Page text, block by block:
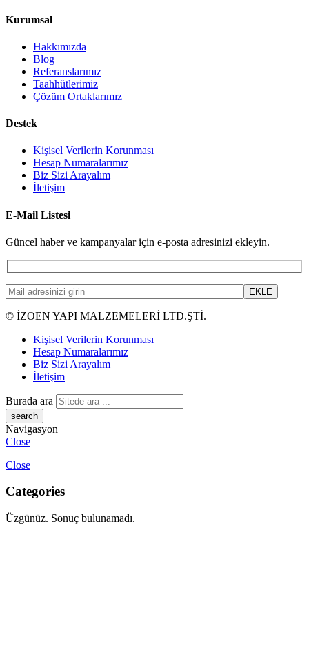
Kurumsal
Hakkımızda
Blog
Referanslarımız
Taahhütlerimiz
Çözüm Ortaklarımız
Destek
Kişisel Verilerin Korunması
Hesap Numaralarımız
Biz Sizi Arayalım
İletişim
E-Mail Listesi
Güncel haber ve kampanyalar için e-posta adresinizi ekleyin.
© İZOEN YAPI MALZEMELERİ LTD.ŞTİ.
Kişisel Verilerin Korunması
Hesap Numaralarımız
Biz Sizi Arayalım
İletişim
Burada ara
Navigasyon
Close
Close
Categories
Üzgünüz. Sonuç bulunamadı.